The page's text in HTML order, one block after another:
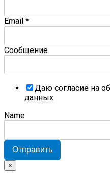
Email *
Сообщение
Даю согласие на
данных
Name
Отправить
×